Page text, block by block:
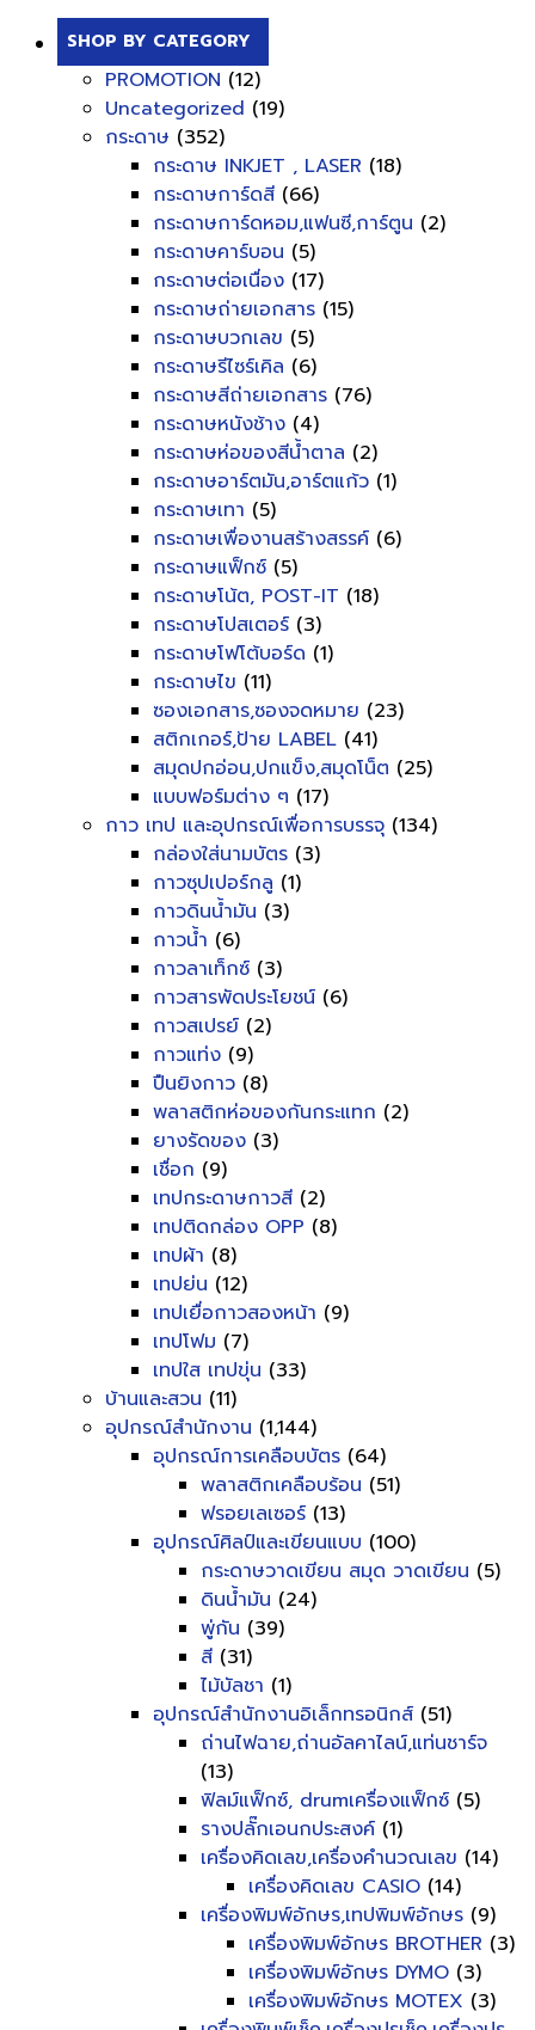
SHOP BY CATEGORY
PROMOTION (12)
Uncategorized (19)
กระดาษ (352)
กระดาษ INKJET , LASER (18)
กระดาษการ์ดสี (66)
กระดาษการ์ดหอม,แฟนซี,การ์ตูน (2)
กระดาษคาร์บอน (5)
กระดาษต่อเนื่อง (17)
กระดาษถ่ายเอกสาร (15)
กระดาษบวกเลข (5)
กระดาษรีไซร์เคิล (6)
กระดาษสีถ่ายเอกสาร (76)
กระดาษหนังช้าง (4)
กระดาษห่อของสีน้ำตาล (2)
กระดาษอาร์ตมัน,อาร์ตแก้ว (1)
กระดาษเทา (5)
กระดาษเพื่องานสร้างสรรค์ (6)
กระดาษแฟ็กซ์ (5)
กระดาษโน้ต, POST-IT (18)
กระดาษโปสเตอร์ (3)
กระดาษโฟโต้บอร์ด (1)
กระดาษไข (11)
ซองเอกสาร,ซองจดหมาย (23)
สติกเกอร์,ป้าย LABEL (41)
สมุดปกอ่อน,ปกแข็ง,สมุดโน็ต (25)
แบบฟอร์มต่าง ๆ (17)
กาว เทป และอุปกรณ์เพื่อการบรรจุ (134)
กล่องใส่นามบัตร (3)
กาวซุปเปอร์กลู (1)
กาวดินน้ำมัน (3)
กาวน้ำ (6)
กาวลาเท็กซ์ (3)
กาวสารพัดประโยชน์ (6)
กาวสเปรย์ (2)
กาวแท่ง (9)
ปืนยิงกาว (8)
พลาสติกห่อของกันกระแทก (2)
ยางรัดของ (3)
เชื่อก (9)
เทปกระดาษกาวสี (2)
เทปติดกล่อง OPP (8)
เทปผ้า (8)
เทปย่น (12)
เทปเยื่อกาวสองหน้า (9)
เทปโฟม (7)
เทปใส เทปขุ่น (33)
บ้านและสวน (11)
อุปกรณ์สำนักงาน (1,144)
อุปกรณ์การเคลือบบัตร (64)
พลาสติกเคลือบร้อน (51)
ฟรอยเลเซอร์ (13)
อุปกรณ์ศิลป์และเขียนแบบ (100)
กระดาษวาดเขียน สมุด วาดเขียน (5)
ดินน้ำมัน (24)
พู่กัน (39)
สี (31)
ไม้บัลชา (1)
อุปกรณ์สำนักงานอิเล็กทรอนิกส์ (51)
ถ่านไฟฉาย,ถ่านอัลคาไลน์,แท่นชาร์จ
(13)
ฟิลม์แฟ็กซ์, drumเครื่องแฟ็กซ์ (5)
รางปลั๊กเอนกประสงค์ (1)
เครื่องคิดเลข,เครื่องคำนวณเลข (14)
เครื่องคิดเลข CASIO (14)
เครื่องพิมพ์อักษร,เทปพิมพ์อักษร (9)
เครื่องพิมพ์อักษร BROTHER (3)
เครื่องพิมพ์อักษร DYMO (3)
เครื่องพิมพ์อักษร MOTEX (3)